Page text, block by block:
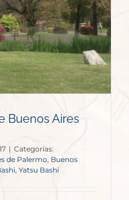
Buenos Aires
| Categorías:
de Palermo Buenos
, Yatsu Bashi